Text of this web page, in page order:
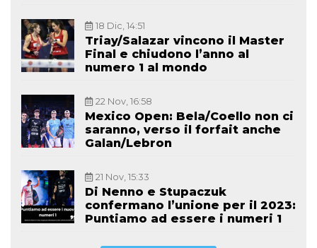
18 Dic, 14:51
Triay/Salazar vincono il Master
Final e chiudono l’anno al
numero 1 al mondo
22 Nov, 16:58
Mexico Open: Bela/Coello non ci
saranno, verso il forfait anche
Galan/Lebron
21 Nov, 15:33
Di Nenno e Stupaczuk
confermano l’unione per il 2023:
Puntiamo ad essere i numeri 1